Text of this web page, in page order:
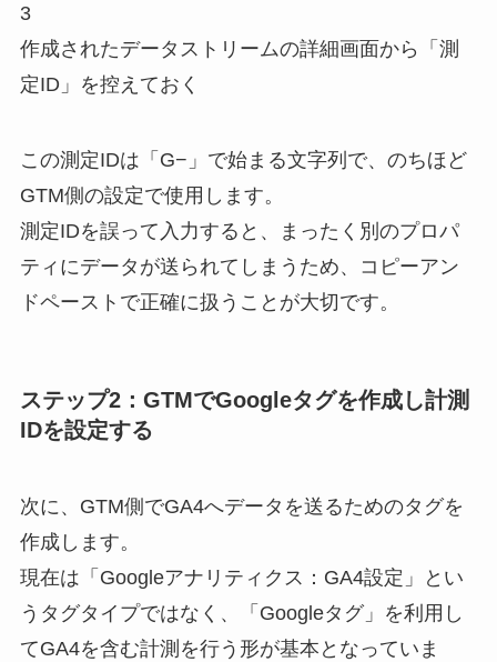
3
作成されたデータストリームの詳細画面から「測
定ID」を控えておく
この測定IDは「G−」で始まる文字列で、のちほど
GTM側の設定で使用します。
測定IDを誤って入力すると、まったく別のプロパ
ティにデータが送られてしまうため、コピーアン
ドペーストで正確に扱うことが大切です。
ステップ2：GTMでGoogleタグを作成し計測
IDを設定する
次に、GTM側でGA4へデータを送るためのタグを
作成します。
現在は「Googleアナリティクス：GA4設定」とい
うタグタイプではなく、「Googleタグ」を利用し
てGA4を含む計測を行う形が基本となっていま